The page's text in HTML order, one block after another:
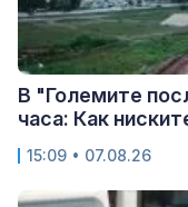
В "Големите
часа: Как
15:09 • 07.08.26